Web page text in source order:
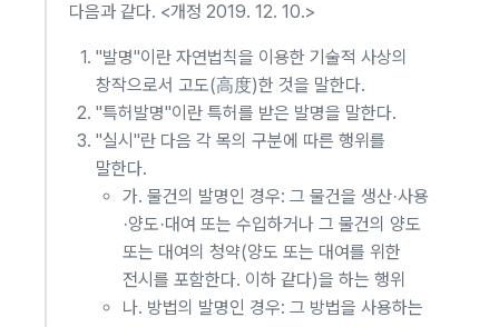
다음과 같다. <개정 2019. 12. 10.>
"발명"이란 자연법칙을 이용한 기술적 사상의
창작으로서 고도(高度)한 것을 말한다.
"특허발명"이란 특허를 받은 발명을 말한다.
"실시"란 다음 각 목의 구분에 따른 행위를
말한다.
가. 물건의 발명인 경우: 그 물건을 생산·사용
·양도·대여 또는 수입하거나 그 물건의 양도
또는 대여의 청약(양도 또는 대여를 위한
전시를 포함한다. 이하 같다)을 하는 행위
나. 방법의 발명인 경우: 그 방법을 사용하는